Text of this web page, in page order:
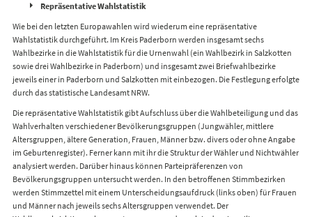
Repräsentative Wahlstatistik
Wie bei den letzten Europawahlen wird wiederum eine repräsentative
Wahlstatistik durchgeführt. Im Kreis Paderborn werden insgesamt sechs
Wahlbezirke in die Wahlstatistik für die Urnenwahl (ein Wahlbezirk in Salzkotten
sowie drei Wahlbezirke in Paderborn) und insgesamt zwei Briefwahlbezirke
jeweils einer in Paderborn und Salzkotten mit einbezogen. Die Festlegung erfolgte
durch das statistische Landesamt NRW.
Die repräsentative Wahlstatistik gibt Aufschluss über die Wahlbeteiligung und das
Wahlverhalten verschiedener Bevölkerungsgruppen (Jungwähler, mittlere
Altersgruppen, ältere Generation, Frauen, Männer bzw. divers oder ohne Angabe
im Geburtenregister). Ferner kann mit ihr die Struktur der Wähler und Nichtwähler
analysiert werden. Darüber hinaus können Parteipräferenzen von
Bevölkerungsgruppen untersucht werden. In den betroffenen Stimmbezirken
werden Stimmzettel mit einem Unterscheidungsaufdruck (links oben) für Frauen
und Männer nach jeweils sechs Altersgruppen verwendet. Der